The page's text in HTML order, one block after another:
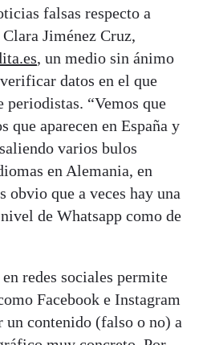
falsas respecto a
Jiménez Cruz,
, un medio sin ánimo
datos en el que
periodistas. “Vemos que
que aparecen en España y
varios bulos
en Alemania, en
obvio que a veces hay una
de Whatsapp como de
redes sociales permite
Facebook e Instagram
un contenido (falso o no) a